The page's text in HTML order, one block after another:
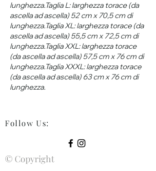
lunghezza.Taglia L: larghezza torace (da
ascella ad ascella) 52 cm x 70,5 cm di
lunghezza.Taglia XL: larghezza torace (da
ascella ad ascella) 55,5 cm x 72,5 cm di
lunghezza.Taglia XXL: larghezza torace
(da ascella ad ascella) 57,5 ​​cm x 76 cm di
lunghezza.Taglia XXXL: larghezza torace
(da ascella ad ascella) 63 ​​cm x 76 cm di
lunghezza.
Follow Us:
© Copyright